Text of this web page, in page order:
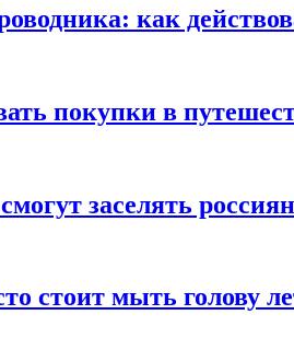
как
покупки в
заселять
стоит мыть голову